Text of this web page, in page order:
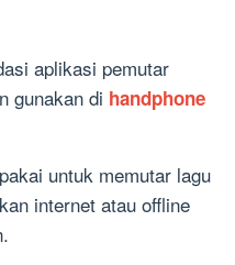
aplikasi pemutar
gunakan di handphone
untuk memutar lagu
internet atau offline